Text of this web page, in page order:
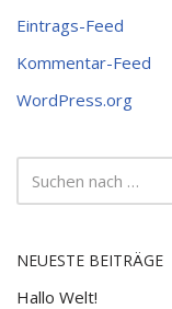
Eintrags-Feed
Kommentar-Feed
WordPress.org
NEUESTE BEITRÄGE
Hallo Welt!